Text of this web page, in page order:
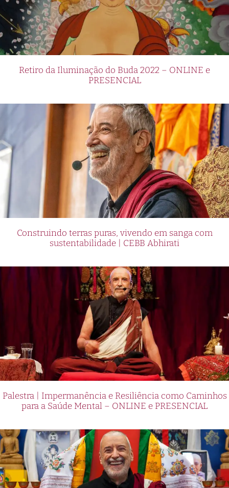
Retiro da Iluminação do Buda 2022 – ONLINE e
PRESENCIAL
Construindo terras puras, vivendo em sanga com
sustentabilidade | CEBB Abhirati
Palestra | Impermanência e Resiliência como Caminhos
para a Saúde Mental – ONLINE e PRESENCIAL